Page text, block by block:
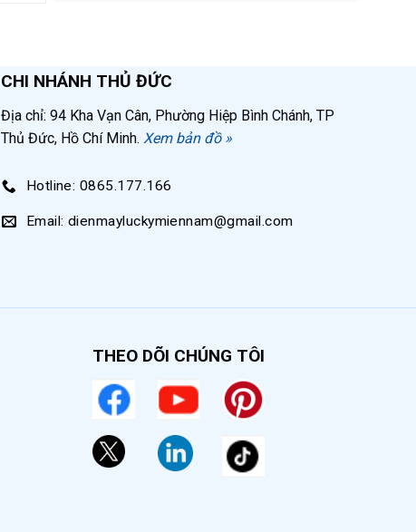
CHI NHÁNH THỦ ĐỨC
Địa chỉ: 94 Kha Vạn Cân, Phường Hiệp Bình Chánh, TP
Thủ Đức, Hồ Chí Minh. Xem bản đồ »
Hotline: 0865.177.166
Email: dienmayluckymiennam@gmail.com
THEO DÕI CHÚNG TÔI